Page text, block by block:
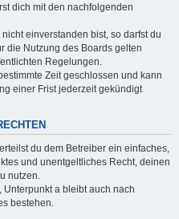
dich mit den nachfolgenden
einverstanden bist, so darfst du
die Nutzung des Boards gelten
Regelungen.
Zeit geschlossen und kann
einer Frist jederzeit gekündigt
du dem Betreiber ein einfaches,
und unentgeltliches Recht, deinen
nutzen.
Unterpunkt a bleibt auch nach
bestehen.